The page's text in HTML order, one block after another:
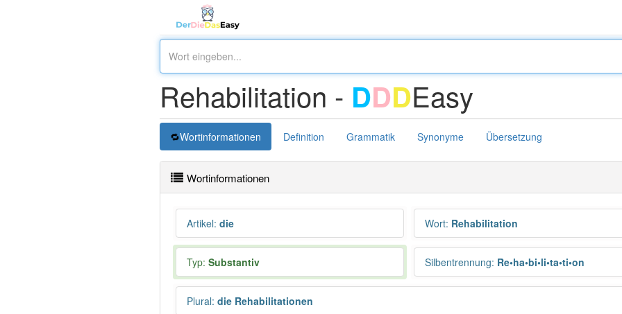
Rehabilitation - DDDEasy
Wortinformationen Definition Grammatik Synonyme Übersetzung
Wortinformationen
Artikel: die Wort: Rehabilitation
Typ: Substantiv Silbentrennung: Re•ha•bi•li•ta•ti•on
Plural: die Rehabilitationen